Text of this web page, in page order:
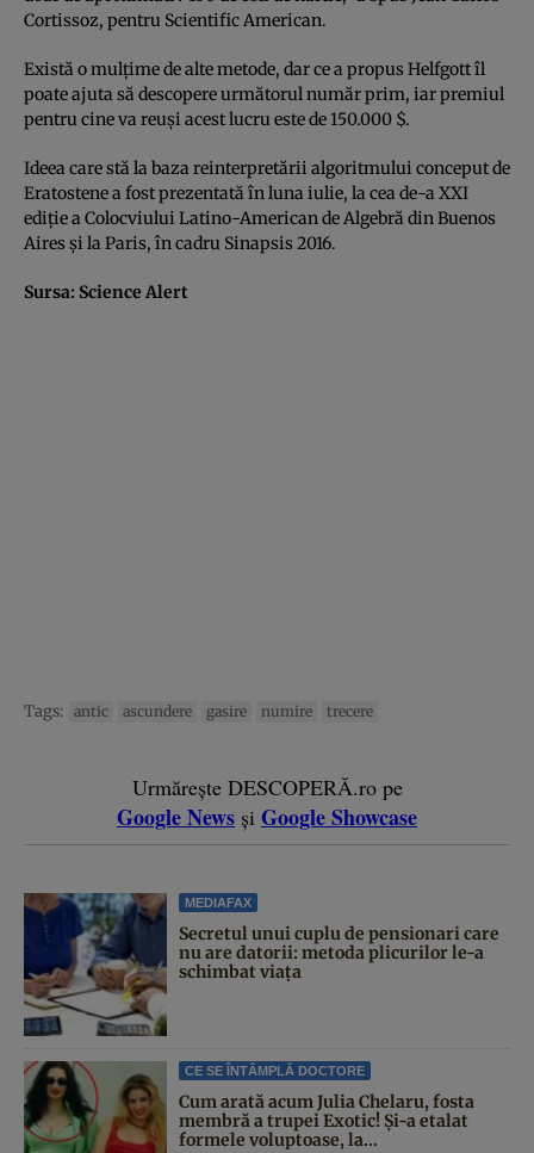
Cortissoz, pentru Scientific American.
Există o mulţime de alte metode, dar ce a propus Helfgott îl
poate ajuta să descopere următorul număr prim, iar premiul
pentru cine va reuşi acest lucru este de 150.000 $.
Ideea care stă la baza reinterpretării algoritmului conceput de
Eratostene a fost prezentată în luna iulie, la cea de-a XXI
ediţie a Colocviului Latino-American de Algebră din Buenos
Aires şi la Paris, în cadru Sinapsis 2016.
Sursa: Science Alert
Tags: antic ascundere gasire numire trecere
Urmărește DESCOPERĂ.ro pe
Google News și Google Showcase
MEDIAFAX
Secretul unui cuplu de pensionari care
nu are datorii: metoda plicurilor le-a
schimbat viața
CE SE ÎNTÂMPLĂ DOCTORE
Cum arată acum Julia Chelaru, fosta
membră a trupei Exotic! Și-a etalat
formele voluptoase, la...